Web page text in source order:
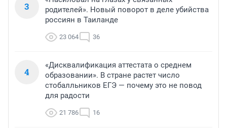
3
родителей». Новый поворот в деле убийства
россиян в Таиланде
23 064 36
4
«Дисквалификация аттестата о среднем
образовании». В стране растет число
стобалльников ЕГЭ — почему это не повод
для радости
21 786 16